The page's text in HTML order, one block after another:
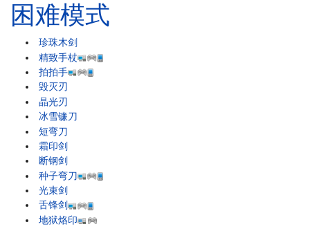
困难模式
珍珠木剑
精致手杖
拍拍手
毁灭刃
晶光刃
冰雪镰刀
短弯刀
霜印剑
断钢剑
种子弯刀
光束剑
舌锋剑
地狱烙印